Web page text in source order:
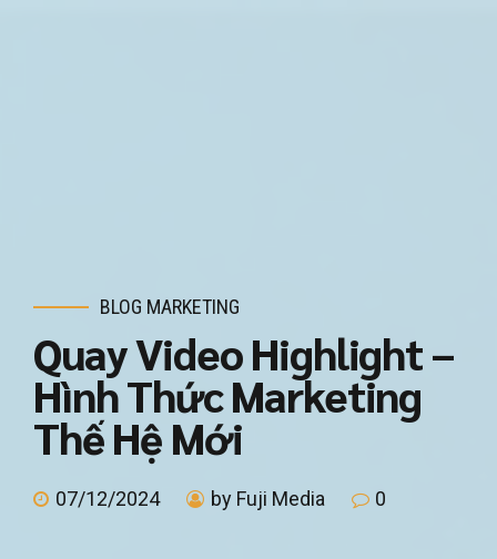
BLOG MARKETING
Quay Video Highlight –
Hình Thức Marketing
Thế Hệ Mới
07/12/2024 by Fuji Media 0